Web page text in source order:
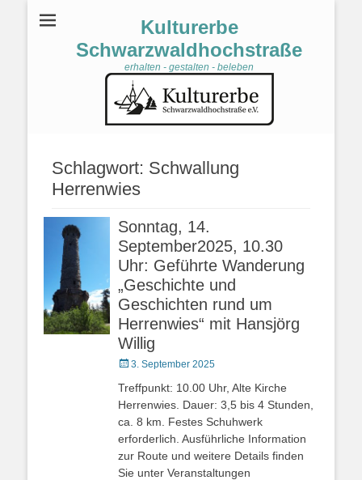
Kulturerbe
Schwarzwaldhochstraße
erhalten - gestalten - beleben
Schlagwort: Schwallung
Herrenwies
Sonntag, 14.
September2025, 10.30
Uhr: Geführte Wanderung
„Geschichte und
Geschichten rund um
Herrenwies“ mit Hansjörg
Willig
Veröffentlicht
3. September 2025
Treffpunkt: 10.00 Uhr, Alte Kirche
Herrenwies. Dauer: 3,5 bis 4 Stunden,
ca. 8 km. Festes Schuhwerk
erforderlich. Ausführliche Information
zur Route und weitere Details finden
Sie unter Veranstaltungen